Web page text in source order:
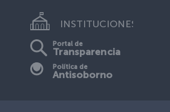
INSTITUCIONES
Portal de
Transparencia
Política de
Antisoborno